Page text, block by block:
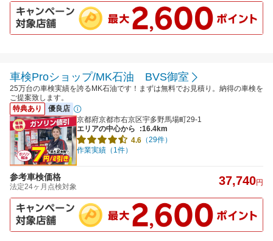
車検Proショップ/MK石油 BVS御室
25万台の車検実績を誇るMK石油です！まずは無料でお見積り。納得の車検を
ご提案致します。
特典あり
優良店
京都府京都市右京区宇多野馬場町29-1
エリアの中心から
:16.4km
4.6 （29件）
作業実績（1件）
参考車検価格
法定24ヶ月点検対象 37,740円